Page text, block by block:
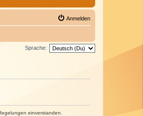
Anmelden
Sprache:
einverstanden.